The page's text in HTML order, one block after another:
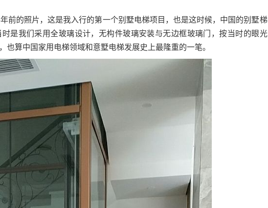
前的照片，这是我入行的第一个别墅电梯项目，也是这时候，中国的别墅梯
是我们采用全玻璃设计，无构件玻璃安装与无边框玻璃门，按当时的眼光
也算中国家用电梯领域和意墅电梯发展史上最隆重的一笔。